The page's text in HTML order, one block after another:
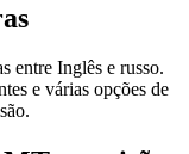
entre Inglês e russo.
e várias opções de